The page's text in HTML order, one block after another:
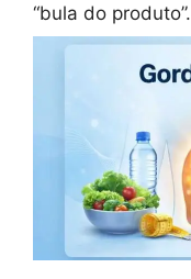
“bula do produto”.